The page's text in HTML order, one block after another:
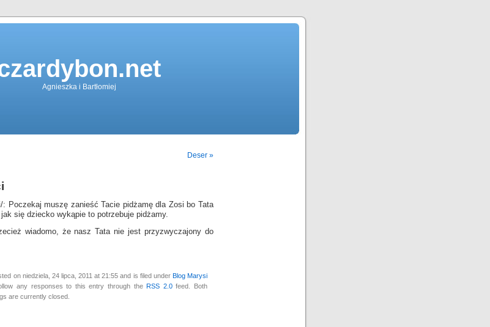
Agnieszka i Bartłomiej
Deser »
: Poczekaj muszę zanieść Tacie pidżamę dla Zosi bo Tata
się dziecko wykąpie to potrzebuje pidżamy.
wiadomo, że nasz Tata nie jest przyzwyczajony do
on niedziela, 24 lipca, 2011 at 21:55 and is filed under Blog Marysi
any responses to this entry through theRSS 2.0feed. Both
are currently closed.